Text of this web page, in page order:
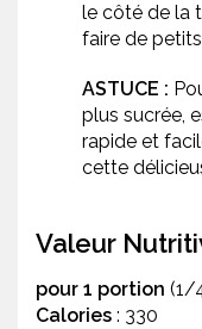
le côté de la
faire de
ASTUCE :
plus sucrée,
rapide et
cette
Valeur
pour 1 portion (1/
Calories : 330